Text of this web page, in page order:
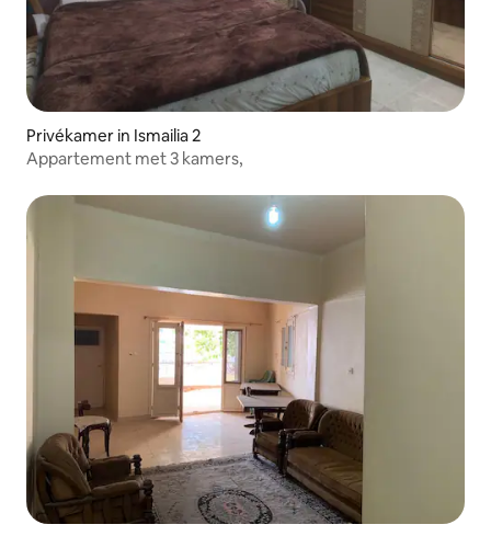
Privékamer in Ismailia 2
Appartement met 3 kamers,